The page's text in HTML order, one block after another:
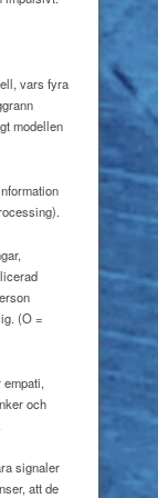
vars fyra
modellen
(O =
och
signaler
att de